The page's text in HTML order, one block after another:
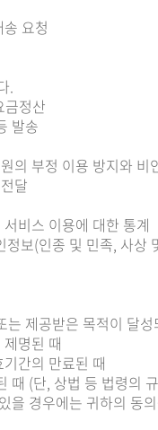
요청
.
금정산
발송
의 부정 이용 방지와
달
비스 이용에 대한 통계
보(인종 및 민족, 사
제공받은 목적이 달
명된 때
간의 만료된 때
(단, 상법 등 법령의
을 경우에는 귀하의 동